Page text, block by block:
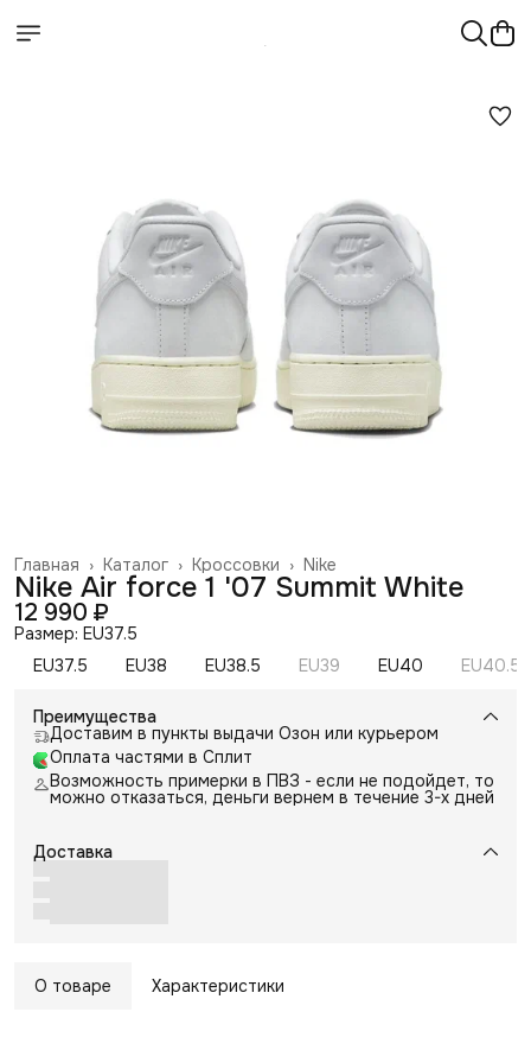
Nike
Кроссовки ›
Каталог ›
Главная ›
Nike Air force 1 '07 Summit White
12 990 ₽
Размер: EU37.5
EU37.5
EU38 EU38.5 EU39 EU40 EU40.5
Преимущества
Доставим в пункты выдачи Озон или курьером
Оплата частями в Сплит
Возможность примерки в ПВЗ - если не подойдет, то
можно отказаться, деньги вернем в течение 3-х дней
Доставка
О товаре Характеристики